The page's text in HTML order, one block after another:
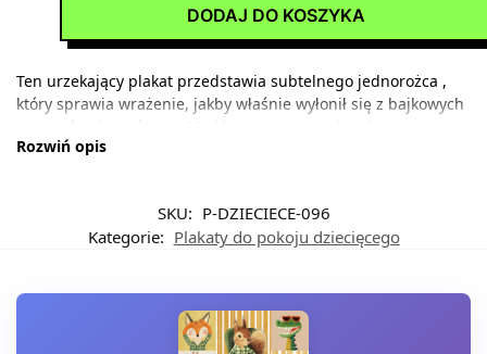
DODAJ DO KOSZYKA
Ten urzekający plakat przedstawia subtelnego jednorożca ,
który sprawia wrażenie, jakby właśnie wyłonił się z bajkowych
mitycznego stworzenia emanuje spokojem i bezpieczeństwem
Kolorystyka wzoru utrzymana jest w ciepłych, piaskowych
tonacjach zbliżonych do barw pustyni o zmierzchu, delikatnie
Złociste niuanse grzywy harmonijnie komponują się z
kremową bielą sylwetki, tworząc kompozycję o niezwykłej
elegancji i subtelności. Drobne, iskrzące się detale
Rozwiń opis
SKU: P-DZIECIECE-096
Kategorie: Plakaty do pokoju dziecięcego